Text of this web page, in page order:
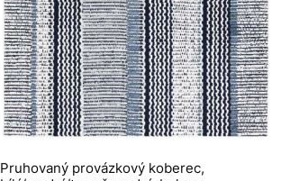
Pruhovaný provázkový koberec,